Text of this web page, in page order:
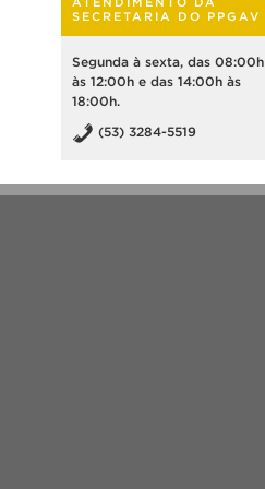
SECRETARIA DO PPGAV
Segunda à sexta, das 08:00h
às 12:00h e das 14:00h às
18:00h.
(53) 3284-5519